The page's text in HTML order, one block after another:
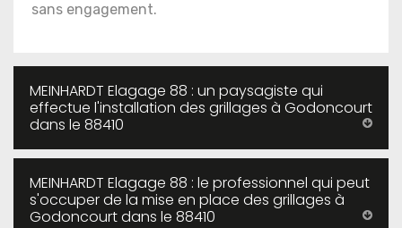
sans engagement.
MEINHARDT Elagage 88 : un paysagiste qui
effectue l'installation des grillages à Godoncourt
dans le 88410
MEINHARDT Elagage 88 : le professionnel qui peut
s'occuper de la mise en place des grillages à
Godoncourt dans le 88410